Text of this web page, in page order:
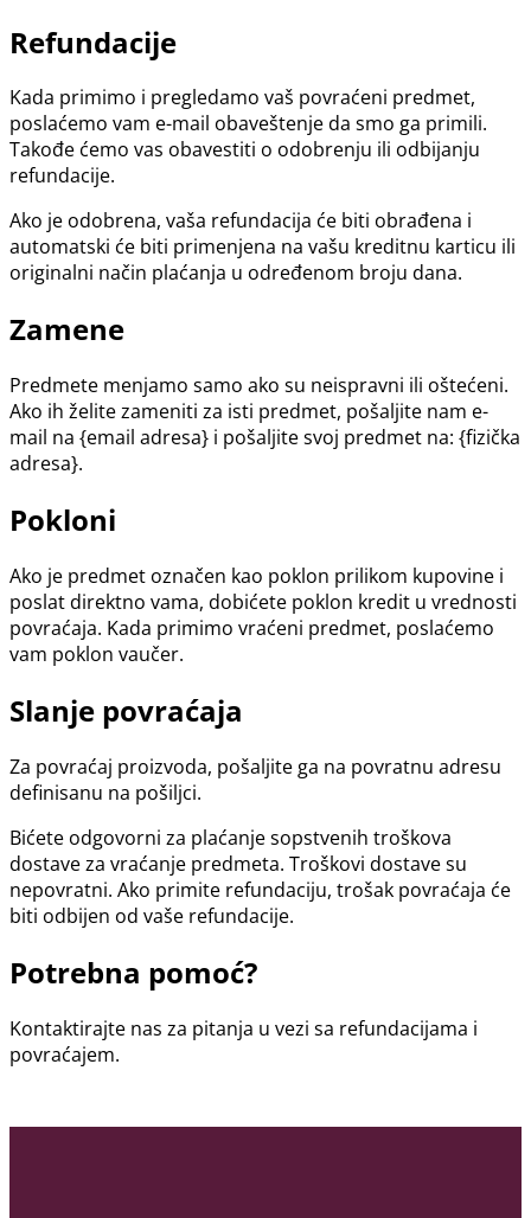
Refundacije
Kada primimo i pregledamo vaš povraćeni predmet,
poslaćemo vam e-mail obaveštenje da smo ga primili.
Takođe ćemo vas obavestiti o odobrenju ili odbijanju
refundacije.
Ako je odobrena, vaša refundacija će biti obrađena i
automatski će biti primenjena na vašu kreditnu karticu ili
originalni način plaćanja u određenom broju dana.
Zamene
Predmete menjamo samo ako su neispravni ili oštećeni.
Ako ih želite zameniti za isti predmet, pošaljite nam e-
mail na {email adresa} i pošaljite svoj predmet na: {fizička
adresa}.
Pokloni
Ako je predmet označen kao poklon prilikom kupovine i
poslat direktno vama, dobićete poklon kredit u vrednosti
povraćaja. Kada primimo vraćeni predmet, poslaćemo
vam poklon vaučer.
Slanje povraćaja
Za povraćaj proizvoda, pošaljite ga na povratnu adresu
definisanu na pošiljci.
Bićete odgovorni za plaćanje sopstvenih troškova
dostave za vraćanje predmeta. Troškovi dostave su
nepovratni. Ako primite refundaciju, trošak povraćaja će
biti odbijen od vaše refundacije.
Potrebna pomoć?
Kontaktirajte nas za pitanja u vezi sa refundacijama i
povraćajem.